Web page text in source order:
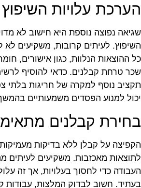
עלויות השיפוץ
נפוצה נוספת היא חישוב לא
לעיתים קרובות, משקיעים לא
ההוצאות הנלוות, כגון אישורים,
טרחת קבלנים. כדאי להוסיף
נוסף למקרה של חריגות בלתי
למנוע הפסדים משמעותיים
קבלנים
על קבלן ללא בדיקות מעמיקות
מאכזבות. משקיעים לעיתים
כדי לחסוך בעלויות, אך זה
חשוב לבדוק המלצות, עבודות